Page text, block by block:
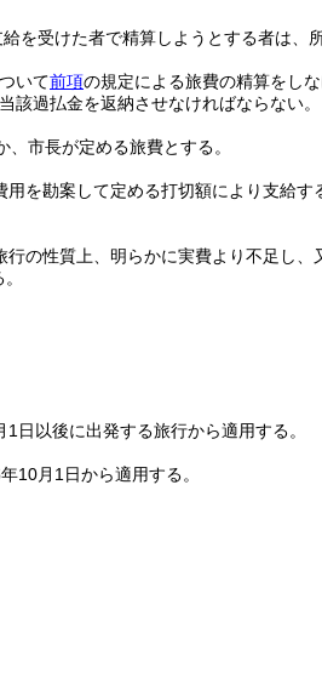
を受けた者で精算しようとする者は、
いて前項の規定による旅費の精算をしな
過払金を返納させなければならない。
市長が定める旅費とする。
を勘案して定める打切額により支給す
の性質上、明らかに実費より不足し、
日以後に出発する旅行から適用する。
10月1日から適用する。